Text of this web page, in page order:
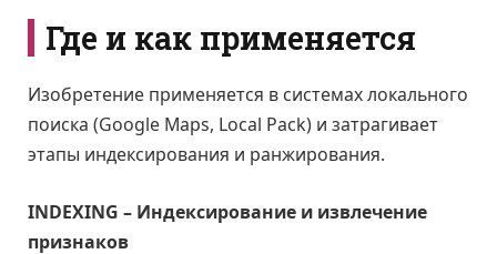
Где и как применяется
Изобретение применяется в системах локального
поиска (Google Maps, Local Pack) и затрагивает
этапы индексирования и ранжирования.
INDEXING – Индексирование и извлечение
признаков